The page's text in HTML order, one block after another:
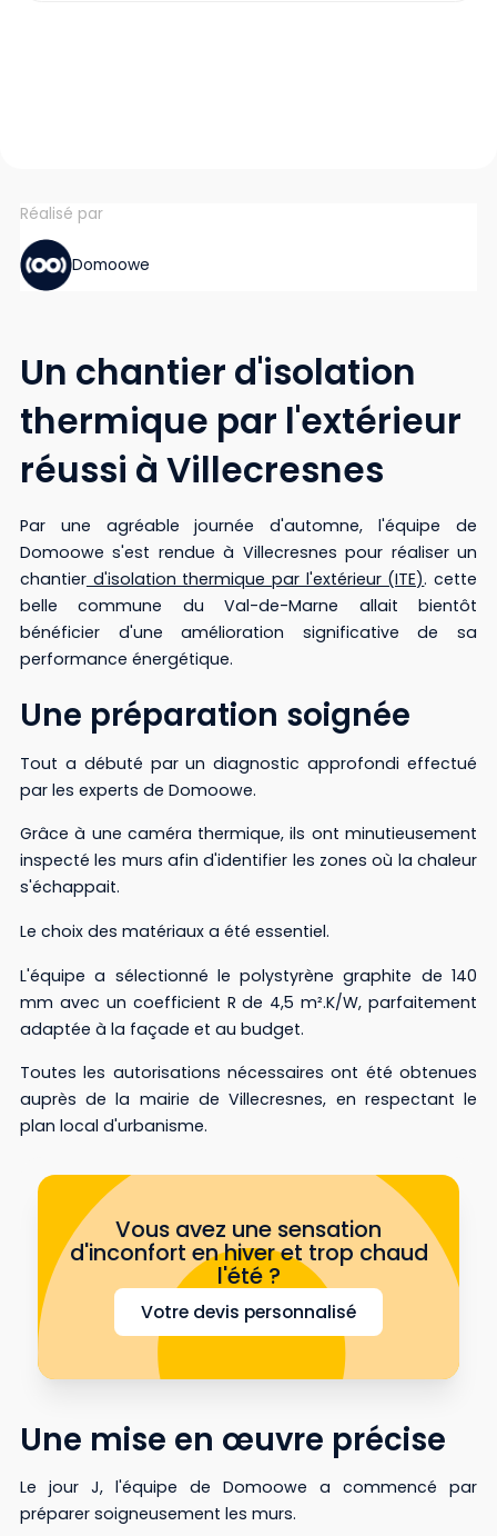
Réalisé par
Domoowe
Un chantier d'isolation
thermique par l'extérieur
réussi à Villecresnes
Par une agréable journée d'automne, l'équipe de
Domoowe s'est rendue à Villecresnes pour réaliser un
chantierd'isolation thermique par l'extérieur (ITE). cette
belle commune du Val-de-Marne allait bientôt
bénéficier d'une amélioration significative de sa
performance énergétique.
Une préparation soignée
Tout a débuté par un diagnostic approfondi effectué
par les experts de Domoowe.
Grâce à une caméra thermique, ils ont minutieusement
inspecté les murs afin d'identifier les zones où la chaleur
s'échappait.
Le choix des matériaux a été essentiel.
L'équipe a sélectionné le polystyrène graphite de 140
mm avec un coefficient R de 4,5 m².K/W, parfaitement
adaptée à la façade et au budget.
Toutes les autorisations nécessaires ont été obtenues
auprès de la mairie de Villecresnes, en respectant le
plan local d'urbanisme.
Vous avez une sensation
d'inconfort en hiver et trop chaud
l'été ?
Votre devis personnalisé
Une mise en œuvre précise
Le jour J, l'équipe de Domoowe a commencé par
préparer soigneusement les murs.